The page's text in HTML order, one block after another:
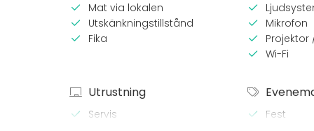
Mat via lokalen
Utskänkningstillstånd
Fika
Mikrofon
Projektor
Wi-Fi
Utrustning
Servis
Fest